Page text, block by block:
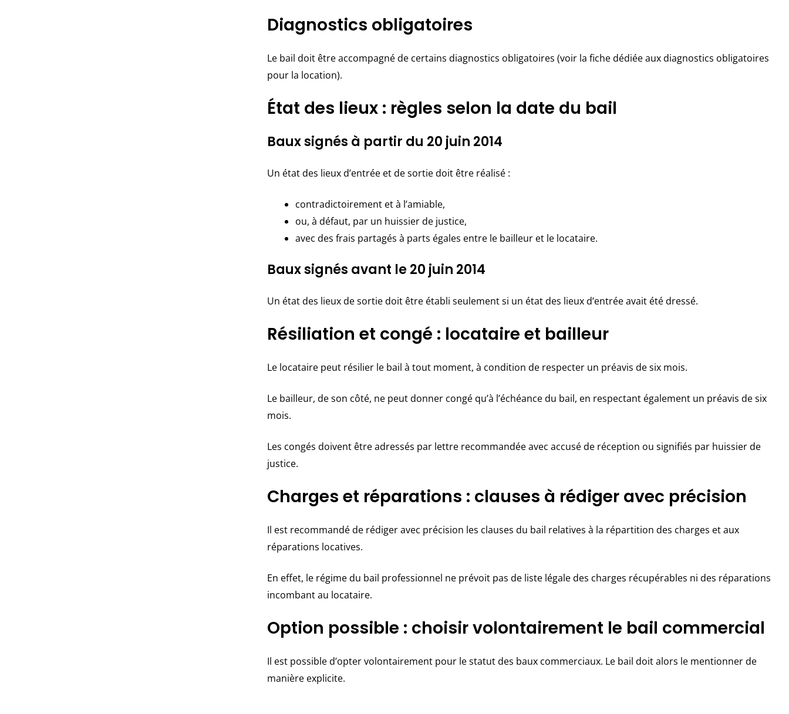
Diagnostics obligatoires
Le bail doit être accompagné de certains diagnostics obligatoires (voir la fiche dédiée aux diagnostics obligatoires
pour la location).
État des lieux : règles selon la date du bail
Baux signés à partir du 20 juin 2014
Un état des lieux d’entrée et de sortie doit être réalisé :
contradictoirement et à l’amiable,
ou, à défaut, par un huissier de justice,
avec des frais partagés à parts égales entre le bailleur et le locataire.
Baux signés avant le 20 juin 2014
Un état des lieux de sortie doit être établi seulement si un état des lieux d’entrée avait été dressé.
Résiliation et congé : locataire et bailleur
Le locataire peut résilier le bail à tout moment, à condition de respecter un préavis de six mois.
Le bailleur, de son côté, ne peut donner congé qu’à l’échéance du bail, en respectant également un préavis de six
mois.
Les congés doivent être adressés par lettre recommandée avec accusé de réception ou signifiés par huissier de
justice.
Charges et réparations : clauses à rédiger avec précision
Il est recommandé de rédiger avec précision les clauses du bail relatives à la répartition des charges et aux
réparations locatives.
En effet, le régime du bail professionnel ne prévoit pas de liste légale des charges récupérables ni des réparations
incombant au locataire.
Option possible : choisir volontairement le bail commercial
Il est possible d’opter volontairement pour le statut des baux commerciaux. Le bail doit alors le mentionner de
manière explicite.